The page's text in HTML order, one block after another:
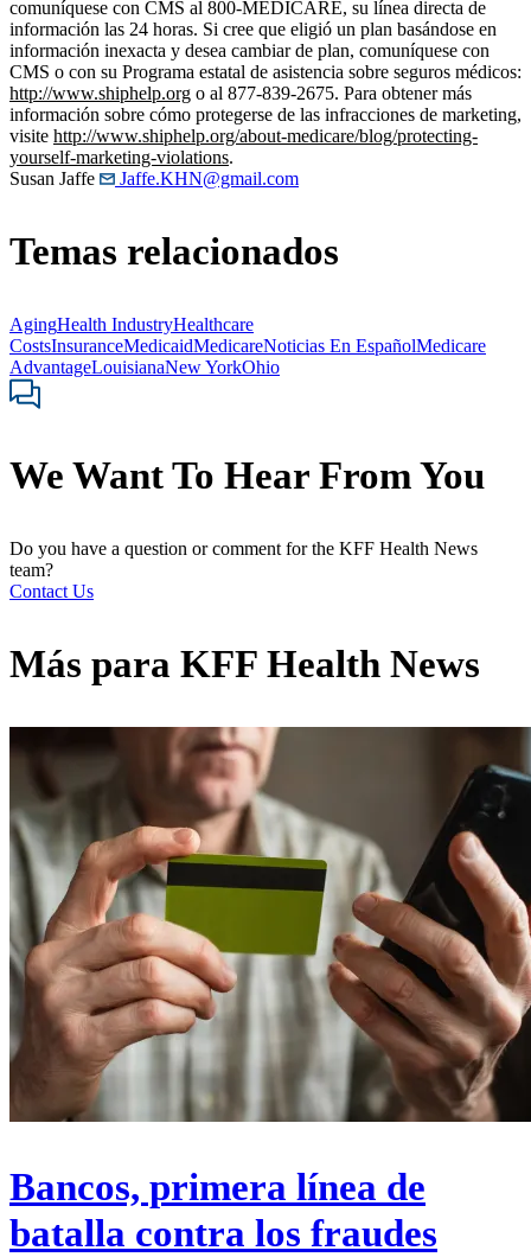
comuníquese con CMS al 800-MEDICARE, su línea directa de
información las 24 horas. Si cree que eligió un plan basándose en
información inexacta y desea cambiar de plan, comuníquese con
CMS o con su Programa estatal de asistencia sobre seguros médicos:
http://www.shiphelp.org o al 877-839-2675. Para obtener más
información sobre cómo protegerse de las infracciones de marketing,
visite http://www.shiphelp.org/about-medicare/blog/protecting-
yourself-marketing-violations.
Susan Jaffe
Jaffe.KHN@gmail.com
Temas relacionados
AgingHealth IndustryHealthcare
CostsInsuranceMedicaidMedicareNoticias En EspañolMedicare
AdvantageLouisianaNew YorkOhio
We Want To Hear From You
Do you have a question or comment for the KFF Health News
team?
Contact Us
Más para KFF Health News
Bancos, primera línea de
batalla contra los fraudes